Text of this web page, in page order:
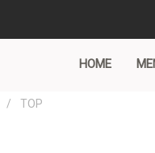
HOME
TOP